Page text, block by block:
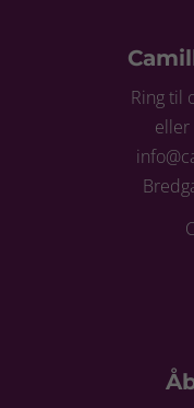
Ring til
eller